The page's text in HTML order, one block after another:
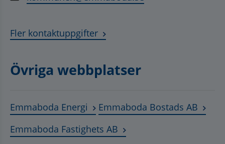
Fler kontaktuppgifter
Övriga webbplatser
Emmaboda Energi Länk till annan webbplats,
Emmaboda Bostads AB
Emmaboda Fastighets AB Länk till annan